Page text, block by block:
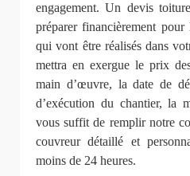
engagement. Un devis
préparer financièrement
qui vont être réalisés dans
mettra en exergue le prix
main d’œuvre, la date de
d’exécution du chantier, la
vous suffit de remplir notre
couvreur détaillé et
moins de 24 heures.